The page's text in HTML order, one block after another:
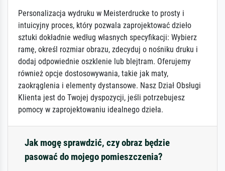
Personalizacja wydruku w Meisterdrucke to prosty i
intuicyjny proces, który pozwala zaprojektować dzieło
sztuki dokładnie według własnych specyfikacji: Wybierz
ramę, określ rozmiar obrazu, zdecyduj o nośniku druku i
dodaj odpowiednie oszklenie lub blejtram. Oferujemy
również opcje dostosowywania, takie jak maty,
zaokrąglenia i elementy dystansowe. Nasz Dział Obsługi
Klienta jest do Twojej dyspozycji, jeśli potrzebujesz
pomocy w zaprojektowaniu idealnego dzieła.
Jak mogę sprawdzić, czy obraz będzie
pasować do mojego pomieszczenia?